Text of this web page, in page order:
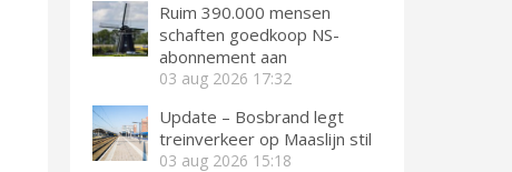
Ruim 390.000 mensen
schaften goedkoop NS-
abonnement aan
03 aug 2026 17:32
Update – Bosbrand legt
treinverkeer op Maaslijn stil
03 aug 2026 15:18